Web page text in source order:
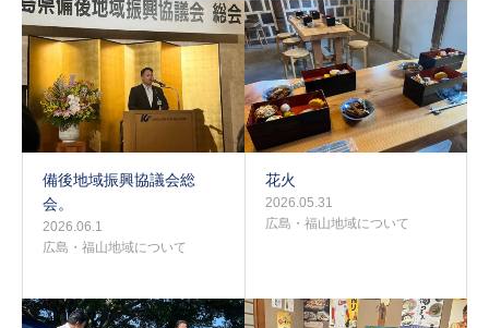
備後地域振興協議会総
会。
2026.06.1
広島・福山地域について
花火
2026.05.31
広島・福山地域について